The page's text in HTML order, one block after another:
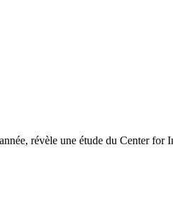
révèle une étude du Center for